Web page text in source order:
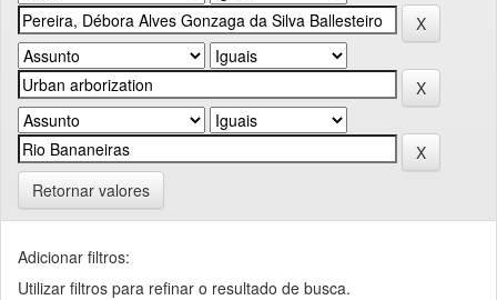
Retornar valores
Adicionar filtros:
Utilizar filtros para refinar o resultado de busca.